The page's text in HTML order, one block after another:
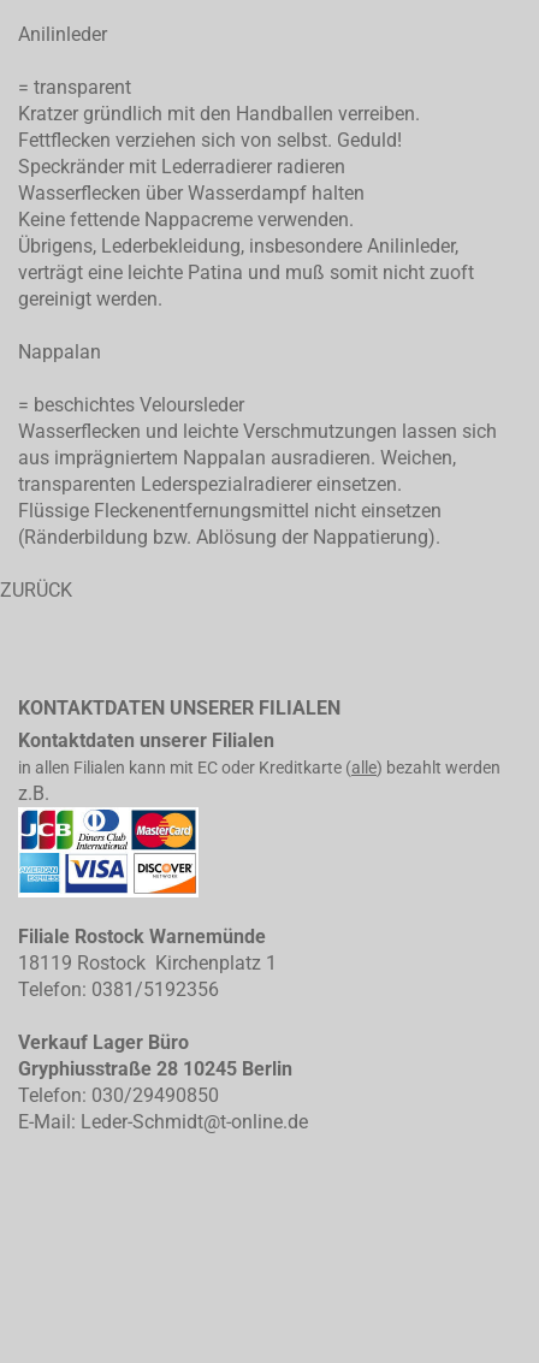
Anilinleder
= transparent
Kratzer gründlich mit den Handballen verreiben.
Fettflecken verziehen sich von selbst. Geduld!
Speckränder mit Lederradierer radieren
Wasserflecken über Wasserdampf halten
Keine fettende Nappacreme verwenden.
Übrigens, Lederbekleidung, insbesondere Anilinleder,
verträgt eine leichte Patina und muß somit nicht zuoft
gereinigt werden.
Nappalan
= beschichtes Veloursleder
Wasserflecken und leichte Verschmutzungen lassen sich
aus imprägniertem Nappalan ausradieren. Weichen,
transparenten Lederspezialradierer einsetzen.
Flüssige Fleckenentfernungsmittel nicht einsetzen
(Ränderbildung bzw. Ablösung der Nappatierung).
ZURÜCK
KONTAKTDATEN UNSERER FILIALEN
Kontaktdaten unserer Filialen
in allen Filialen kann mit EC oder Kreditkarte (alle) bezahlt werden
z.B.
Filiale Rostock Warnemünde
18119 Rostock Kirchenplatz 1
Telefon: 0381/5192356
Verkauf Lager Büro
Gryphiusstraße 28 10245 Berlin
Telefon: 030/29490850
E-Mail: Leder-Schmidt@t-online.de